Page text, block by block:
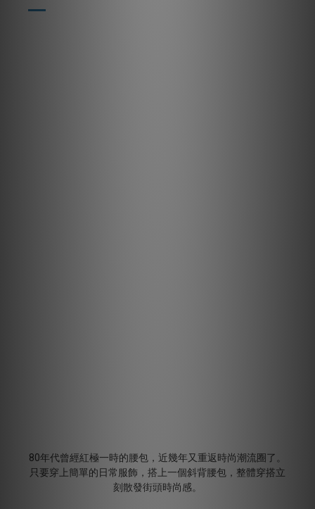
80年代曾經紅極一時的腰包，近幾年又重返時尚潮流圈了。
只要穿上簡單的日常服飾，搭上一個斜背腰包，整體穿搭立
刻散發街頭時尚感。